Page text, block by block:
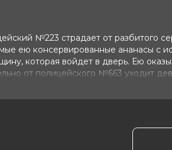
№223 страдает от разбитого
ею консервированные ананасы с
которая войдет в дверь. Ею
от полицейского №663 уходит
постоянно звучит песня California
и изменить жизнь полицейского